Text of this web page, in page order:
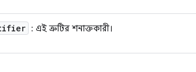
: এই ত্রুটির শনাক্তকারী।